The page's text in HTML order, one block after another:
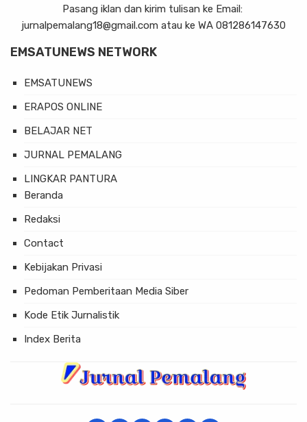
Pasang iklan dan kirim tulisan ke Email:
jurnalpemalang18@gmail.com atau ke WA 081286147630
EMSATUNEWS NETWORK
EMSATUNEWS
ERAPOS ONLINE
BELAJAR NET
JURNAL PEMALANG
LINGKAR PANTURA
Beranda
Redaksi
Contact
Kebijakan Privasi
Pedoman Pemberitaan Media Siber
Kode Etik Jurnalistik
Index Berita